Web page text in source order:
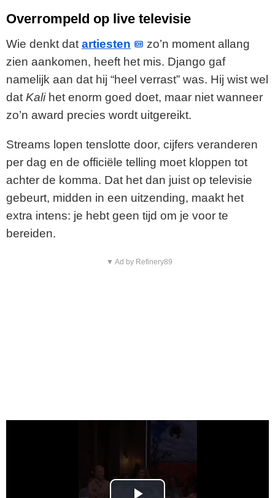
Overrompeld op live televisie
Wie denkt dat artiesten
zo’n moment allang
zien aankomen, heeft het mis. Django gaf
namelijk aan dat hij “heel verrast” was. Hij wist wel
dat Kalihet enorm goed doet, maar niet wanneer
zo’n award precies wordt uitgereikt.
Streams lopen tenslotte door, cijfers veranderen
per dag en de officiële telling moet kloppen tot
achter de komma. Dat het dan juist op televisie
gebeurt, midden in een uitzending, maakt het
extra intens: je hebt geen tijd om je voor te
bereiden.
▼ Ad by Refinery89